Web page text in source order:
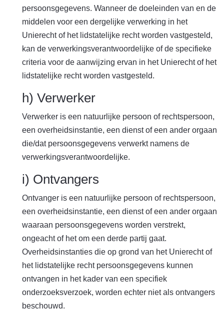
persoonsgegevens. Wanneer de doeleinden van en de
middelen voor een dergelijke verwerking in het
Unierecht of het lidstatelijke recht worden vastgesteld,
kan de verwerkingsverantwoordelijke of de specifieke
criteria voor de aanwijzing ervan in het Unierecht of het
lidstatelijke recht worden vastgesteld.
h) Verwerker
Verwerker is een natuurlijke persoon of rechtspersoon,
een overheidsinstantie, een dienst of een ander orgaan
die/dat persoonsgegevens verwerkt namens de
verwerkingsverantwoordelijke.
i) Ontvangers
Ontvanger is een natuurlijke persoon of rechtspersoon,
een overheidsinstantie, een dienst of een ander orgaan
waaraan persoonsgegevens worden verstrekt,
ongeacht of het om een derde partij gaat.
Overheidsinstanties die op grond van het Unierecht of
het lidstatelijke recht persoonsgegevens kunnen
ontvangen in het kader van een specifiek
onderzoeksverzoek, worden echter niet als ontvangers
beschouwd.